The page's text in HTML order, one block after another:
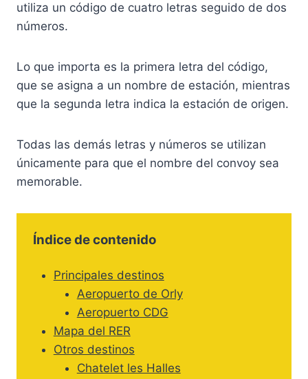
utiliza un código de cuatro letras seguido de dos
números.
Lo que importa es la primera letra del código,
que se asigna a un nombre de estación, mientras
que la segunda letra indica la estación de origen.
Todas las demás letras y números se utilizan
únicamente para que el nombre del convoy sea
memorable.
Índice de contenido
Principales destinos
Aeropuerto de Orly
Aeropuerto CDG
Mapa del RER
Otros destinos
Chatelet les Halles